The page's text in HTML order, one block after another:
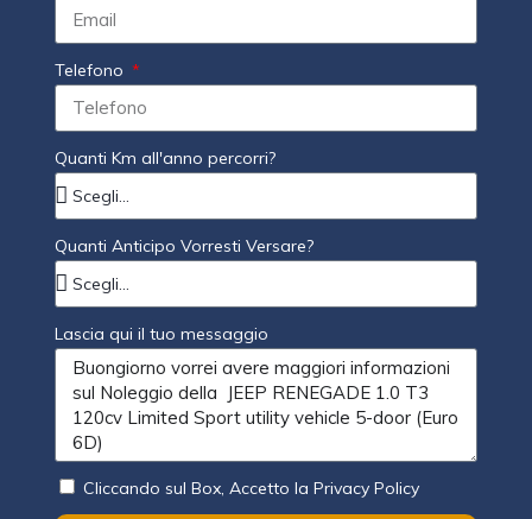
Telefono
Quanti Km all'anno percorri?
Quanti Anticipo Vorresti Versare?
Lascia qui il tuo messaggio
Cliccando sul Box, Accetto la Privacy Policy